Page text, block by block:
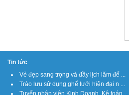
Tin tức
Vẻ đẹp sang trọng và đầy lịch lãm đế ...
Trào lưu sử dụng ghế lưới hiện đại n ...
Tuyển nhân viên Kinh Doanh, Kê toán ...